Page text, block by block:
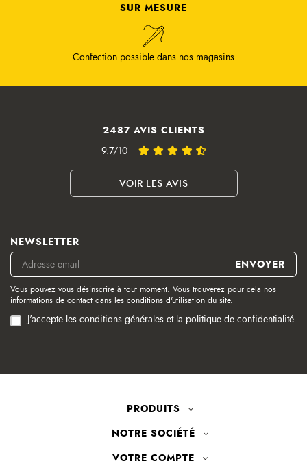
SUR MESURE
Confection possible dans nos magasins
2487 AVIS CLIENTS
9.7/10
VOIR LES AVIS
NEWSLETTER
Vous pouvez vous désinscrire à tout moment. Vous trouverez pour cela nos
informations de contact dans les conditions d'utilisation du site.
J'accepte les conditions générales et la politique de confidentialité
PRODUITS
NOTRE SOCIÉTÉ
VOTRE COMPTE